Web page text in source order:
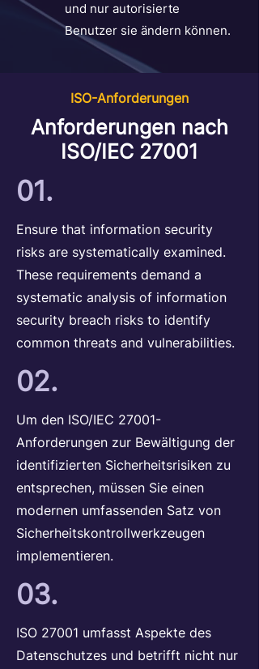
und nur autorisierte
Benutzer sie ändern können.
ISO-Anforderungen
Anforderungen nach
ISO/IEC 27001
01.
Ensure that information security
risks are systematically examined.
These requirements demand a
systematic analysis of information
security breach risks to identify
common threats and vulnerabilities.
02.
Um den ISO/IEC 27001-
Anforderungen zur Bewältigung der
identifizierten Sicherheitsrisiken zu
entsprechen, müssen Sie einen
modernen umfassenden Satz von
Sicherheitskontrollwerkzeugen
implementieren.
03.
ISO 27001 umfasst Aspekte des
Datenschutzes und betrifft nicht nur